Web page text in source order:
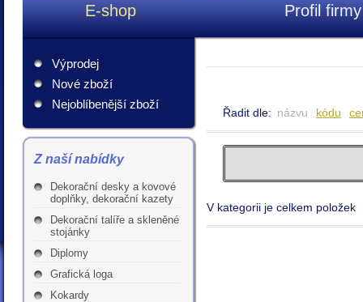
E-shop Profil firmy
Výprodej
Nové zboží
Nejoblíbenější zboží
Z naší nabídky
Dekorační desky a kovové
doplňky, dekorační kazety
Dekorační talíře a skleněné
stojánky
Diplomy
Grafická loga
Kokardy
Řadit dle: názvu kódu
V kategorii je celkem položek